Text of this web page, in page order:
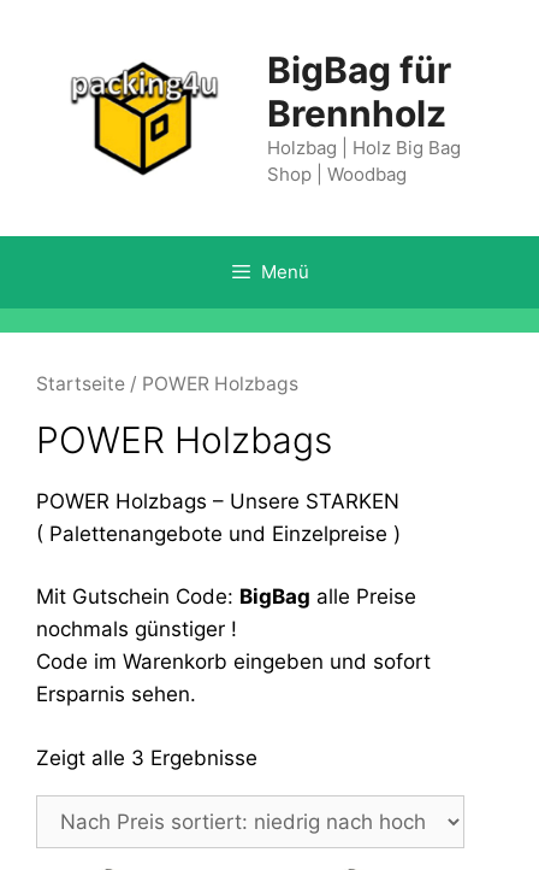
BigBag für
Brennholz
Holzbag | Holz Big Bag
Shop | Woodbag
Menü
Startseite / POWER Holzbags
POWER Holzbags
POWER Holzbags – Unsere STARKEN
( Palettenangebote und Einzelpreise )
Mit Gutschein Code: BigBag alle Preise
nochmals günstiger !
Code im Warenkorb eingeben und sofort
Ersparnis sehen.
Zeigt alle 3 Ergebnisse